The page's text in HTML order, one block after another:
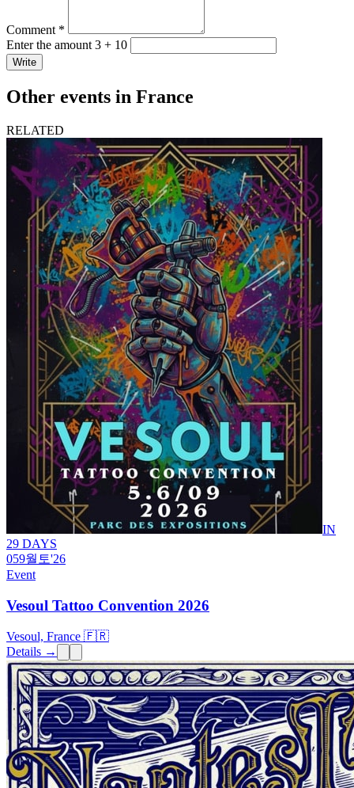
Comment *
Enter the amount 3 + 10
Write
Other events in France
RELATED
IN
29 DAYS
059월 토'26
Event
Vesoul Tattoo Convention 2026
Vesoul, France 🇫🇷
Details →